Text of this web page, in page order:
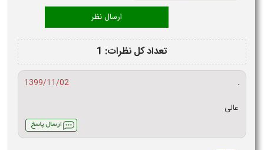
تعداد کل نظرات: 1
.
1399/11/02
عالی